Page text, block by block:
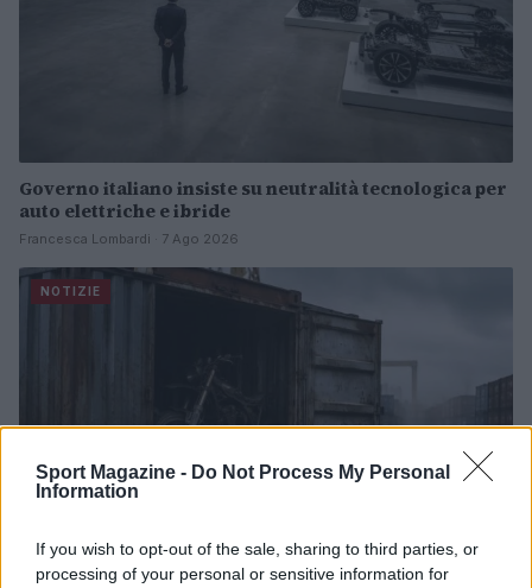
Sport Magazine - Do Not Process My Personal
Information
If you wish to opt-out of the sale, sharing to third parties, or
processing of your personal or sensitive information for
Governo italiano insiste su neutralità tecnologica per
auto elettriche e ibride
Francesca Lombardi · 7 Ago 2026
NOTIZIE